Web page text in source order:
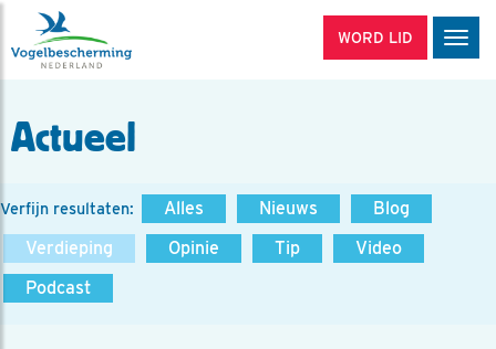
WORD LID
Actueel
Verfijn resultaten: Alles Nieuws
Blog
Verdieping
Opinie Tip
Video
Podcast